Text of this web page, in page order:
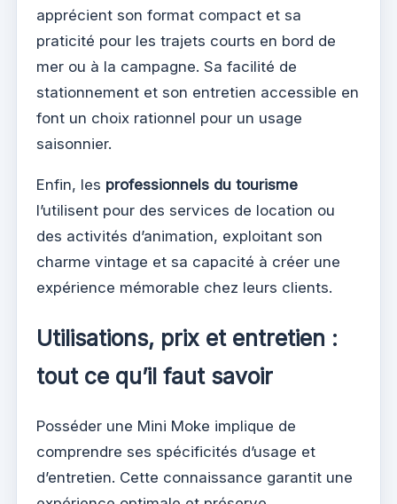
apprécient son format compact et sa
praticité pour les trajets courts en bord de
mer ou à la campagne. Sa facilité de
stationnement et son entretien accessible en
font un choix rationnel pour un usage
saisonnier.
Enfin, les professionnels du tourisme
l’utilisent pour des services de location ou
des activités d’animation, exploitant son
charme vintage et sa capacité à créer une
expérience mémorable chez leurs clients.
Utilisations, prix et entretien :
tout ce qu’il faut savoir
Posséder une Mini Moke implique de
comprendre ses spécificités d’usage et
d’entretien. Cette connaissance garantit une